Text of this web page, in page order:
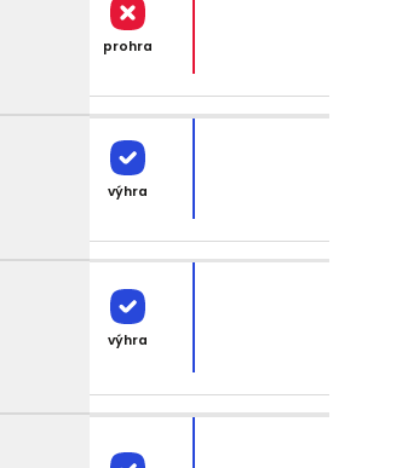
prohra
výhra
výhra